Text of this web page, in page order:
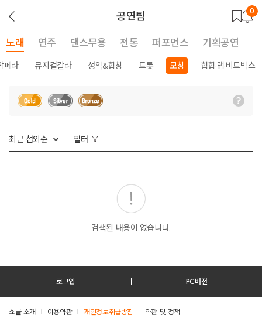
공연팀
뒤
로
기
0
노래 연주 댄스무용 전통 퍼포먼스 기획공연
페라 뮤지컬갈라 성악&합창 트롯 모창 힙합·랩·비트박스
최근 섭외순 필터
검색된 내용이 없습니다.
로그인 PC버전
쇼글 소개 이용약관 개인정보취급방침
약관 및 정책